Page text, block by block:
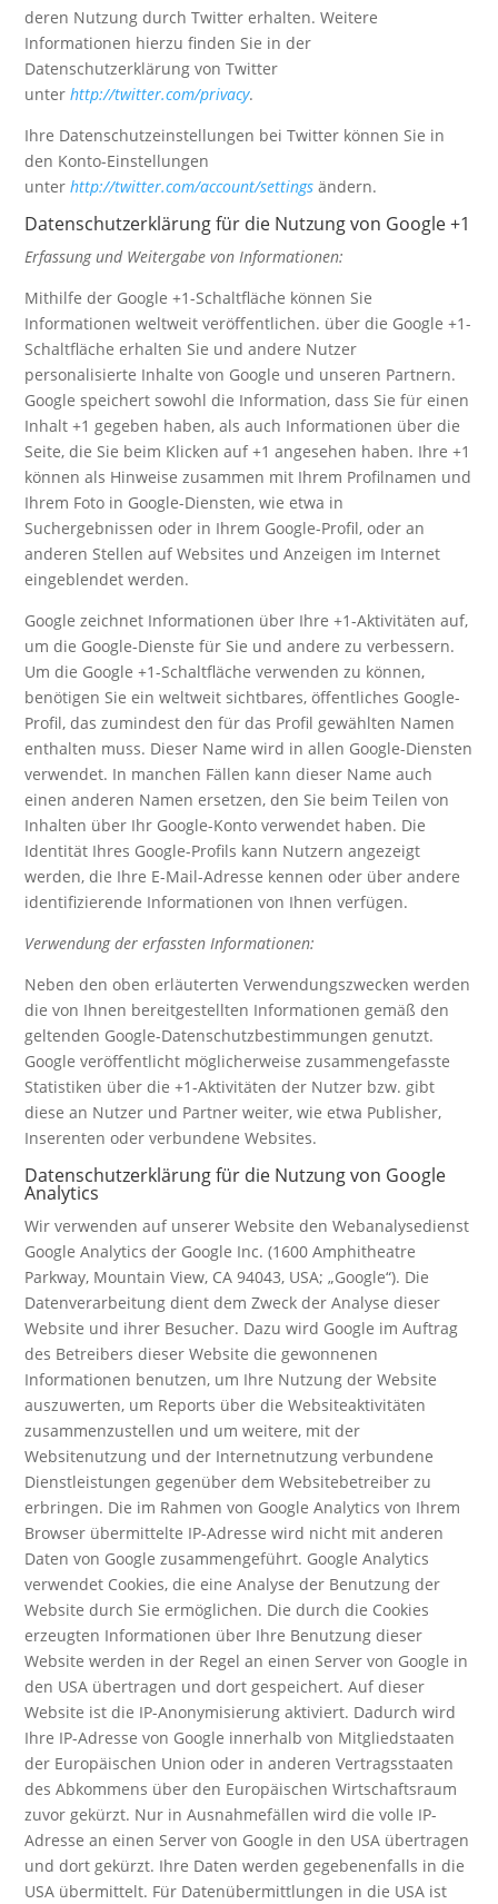
deren Nutzung durch Twitter erhalten. Weitere
Informationen hierzu finden Sie in der
Datenschutzerklärung von Twitter
unter http://twitter.com/privacy.
Ihre Datenschutzeinstellungen bei Twitter können Sie in
den Konto-Einstellungen
unter http://twitter.com/account/settings ändern.
Datenschutzerklärung für die Nutzung von Google +1
Erfassung und Weitergabe von Informationen:
Mithilfe der Google +1-Schaltfläche können Sie
Informationen weltweit veröffentlichen. über die Google +1-
Schaltfläche erhalten Sie und andere Nutzer
personalisierte Inhalte von Google und unseren Partnern.
Google speichert sowohl die Information, dass Sie für einen
Inhalt +1 gegeben haben, als auch Informationen über die
Seite, die Sie beim Klicken auf +1 angesehen haben. Ihre +1
können als Hinweise zusammen mit Ihrem Profilnamen und
Ihrem Foto in Google-Diensten, wie etwa in
Suchergebnissen oder in Ihrem Google-Profil, oder an
anderen Stellen auf Websites und Anzeigen im Internet
eingeblendet werden.
Google zeichnet Informationen über Ihre +1-Aktivitäten auf,
um die Google-Dienste für Sie und andere zu verbessern.
Um die Google +1-Schaltfläche verwenden zu können,
benötigen Sie ein weltweit sichtbares, öffentliches Google-
Profil, das zumindest den für das Profil gewählten Namen
enthalten muss. Dieser Name wird in allen Google-Diensten
verwendet. In manchen Fällen kann dieser Name auch
einen anderen Namen ersetzen, den Sie beim Teilen von
Inhalten über Ihr Google-Konto verwendet haben. Die
Identität Ihres Google-Profils kann Nutzern angezeigt
werden, die Ihre E-Mail-Adresse kennen oder über andere
identifizierende Informationen von Ihnen verfügen.
Verwendung der erfassten Informationen:
Neben den oben erläuterten Verwendungszwecken werden
die von Ihnen bereitgestellten Informationen gemäß den
geltenden Google-Datenschutzbestimmungen genutzt.
Google veröffentlicht möglicherweise zusammengefasste
Statistiken über die +1-Aktivitäten der Nutzer bzw. gibt
diese an Nutzer und Partner weiter, wie etwa Publisher,
Inserenten oder verbundene Websites.
Datenschutzerklärung für die Nutzung von Google
Analytics
Wir verwenden auf unserer Website den Webanalysedienst
Google Analytics der Google Inc. (1600 Amphitheatre
Parkway, Mountain View, CA 94043, USA; „Google“). Die
Datenverarbeitung dient dem Zweck der Analyse dieser
Website und ihrer Besucher. Dazu wird Google im Auftrag
des Betreibers dieser Website die gewonnenen
Informationen benutzen, um Ihre Nutzung der Website
auszuwerten, um Reports über die Websiteaktivitäten
zusammenzustellen und um weitere, mit der
Websitenutzung und der Internetnutzung verbundene
Dienstleistungen gegenüber dem Websitebetreiber zu
erbringen. Die im Rahmen von Google Analytics von Ihrem
Browser übermittelte IP-Adresse wird nicht mit anderen
Daten von Google zusammengeführt. Google Analytics
verwendet Cookies, die eine Analyse der Benutzung der
Website durch Sie ermöglichen. Die durch die Cookies
erzeugten Informationen über Ihre Benutzung dieser
Website werden in der Regel an einen Server von Google in
den USA übertragen und dort gespeichert. Auf dieser
Website ist die IP-Anonymisierung aktiviert. Dadurch wird
Ihre IP-Adresse von Google innerhalb von Mitgliedstaaten
der Europäischen Union oder in anderen Vertragsstaaten
des Abkommens über den Europäischen Wirtschaftsraum
zuvor gekürzt. Nur in Ausnahmefällen wird die volle IP-
Adresse an einen Server von Google in den USA übertragen
und dort gekürzt. Ihre Daten werden gegebenenfalls in die
USA übermittelt. Für Datenübermittlungen in die USA ist